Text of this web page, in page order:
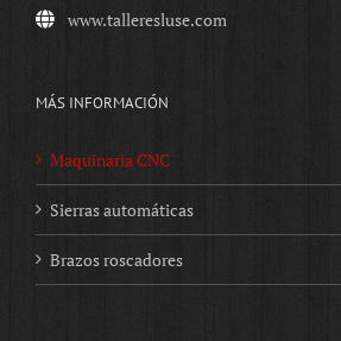
www.talleresluse.com
MÁS INFORMACIÓN
Maquinaria CNC
Sierras automáticas
Brazos roscadores